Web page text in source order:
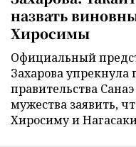
назвать
Хиросимы
Официальный
Захарова упрекнула
правительства
мужества заявить,
Хиросиму и